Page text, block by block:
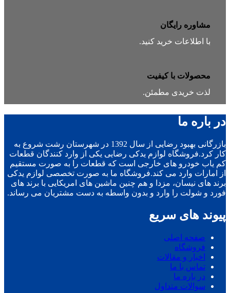
مشاوره رایگان
با اطلاعات خرید کنید.
محصولات با کیفیت
لذت خریدی مطمئن.
در باره ما
بازرگانی بهبود رضایی از سال 1392 در شهرستان رشت شروع به
کار کرد.فروشگاه لوازم یدکی رضایی یکی از وارد کنندگان قطعات
کم یاب خودرو های خارجی است که قطعات را به صورت مستقیم
از امارات وارد می کند.فروشگاه ما به صورت تخصصی لوازم یدکی
برند های نیسان، مزدا و هم چنین ماشین های امریکایی با برند های
فورد و شولت را وارد و بدون واسطه به دست مشتریان می رساند.
پیوند های سریع
صفحه اصلی
فروشگاه
اخبار و مقالات
تماس با ما
در باره ما
سوالات متداول